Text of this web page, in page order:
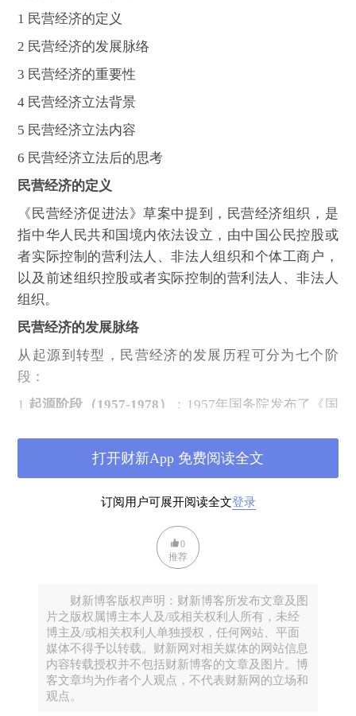
1 民营经济的定义
2 民营经济的发展脉络
3 民营经济的重要性
4 民营经济立法背景
5 民营经济立法内容
6 民营经济立法后的思考
民营经济的定义
《民营经济促进法》草案中提到，民营经济组织，是
指中华人民共和国境内依法设立，由中国公民控股或
者实际控制的营利法人、非法人组织和个体工商户，
以及前述组织控股或者实际控制的营利法人、非法人
组织。
民营经济的发展脉络
从起源到转型，民营经济的发展历程可分为七个阶
段：
1 起源阶段（1957-1978）
：1957年国务院发布了《国
逐渐成为胶业主力。
萌芽阶段（1978-1980）：十一届三中全会开启改革
乡镇企业兴起，1982年宪法承认个体经济为公有制经
动，1984年中共十二届三中全会通过《中共中央关于
经济体制改革的决定》，提出企业“所有权同经营权可
以适当分开”；1987年党的十三大提出“私营经济是公
有制经济必要的和有益的补充”，1988年宪法修正案明
确私营经济合法地位。乡镇企业崛起，“双轨制”为民
订阅用户可展开阅读全文登录
打开财新App 免费阅读全文
0
推荐
财新博客版权声明：财新博客所发布文章及图
片之版权属博主本人及/或相关权利人所有，未经
博主及/或相关权利人单独授权，任何网站、平面
媒体不得予以转载。财新网对相关媒体的网站信息
内容转载授权并不包括财新博客的文章及图片。博
客文章均为作者个人观点，不代表财新网的立场和
观点。